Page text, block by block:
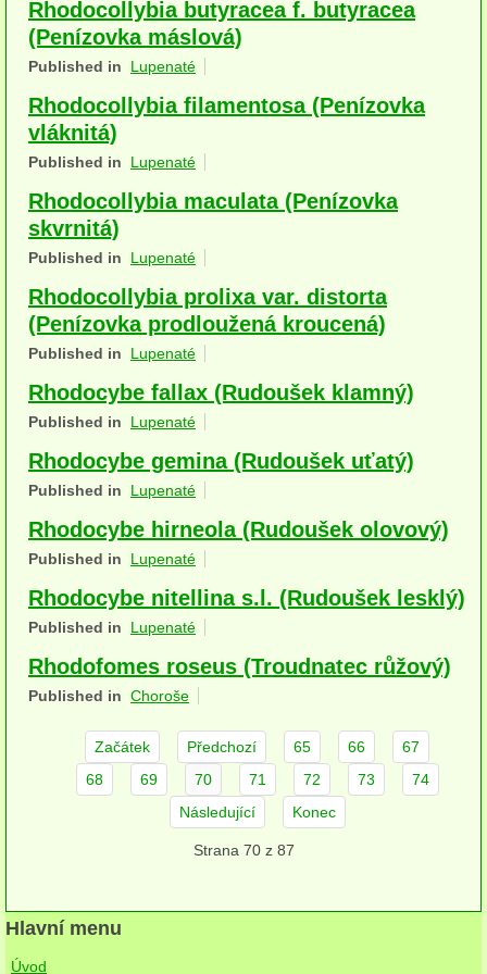
Houby (Fotogalerie)
podle typu plodnic
Apothecia
na dřevě
mykorhizni
terestrické saprotrofní
fungikolní
šišky, plody, květy
lichenizované
muscikolni
herbikolní-jednoděložné
herbikolní-kapraďorosty
Perithecia nestromatická
Kornacovité
hnědá hniloba
jednoleté
Rhodocollybia butyracea f. butyracea
(Penízovka máslová)
Published in Lupenaté
Rhodocollybia filamentosa (Penízovka
vláknitá)
Published in Lupenaté
Rhodocollybia maculata (Penízovka
skvrnitá)
Published in Lupenaté
Rhodocollybia prolixa var. distorta
(Penízovka prodloužená kroucená)
Published in Lupenaté
Rhodocybe fallax (Rudoušek klamný)
Published in Lupenaté
Rhodocybe gemina (Rudoušek uťatý)
Published in Lupenaté
Rhodocybe hirneola (Rudoušek olovový)
Published in Lupenaté
Rhodocybe nitellina s.l. (Rudoušek lesklý)
Published in Lupenaté
Rhodofomes roseus (Troudnatec růžový)
Published in Choroše
Začátek Předchozí 65 66
67
68
69 70 71 72 73
74
Následující
Konec
Strana 70 z 87
Hlavní menu
Úvod